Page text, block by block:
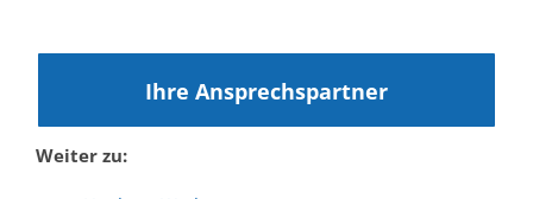
Ihre Ansprechspartner
Weiter zu: